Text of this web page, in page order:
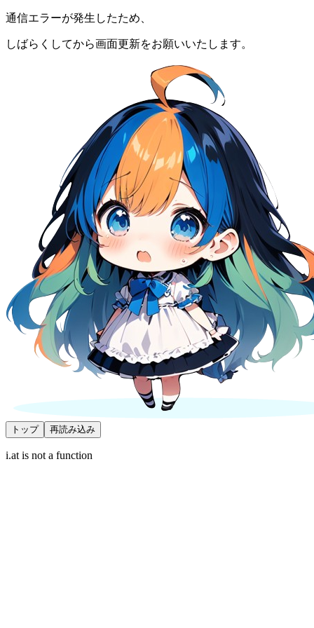
通信エラーが発生したため、
しばらくしてから画面更新をお願いいたします。
トップ 再読み込み
i.at is not a function